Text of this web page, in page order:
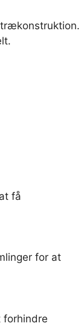
få
for at
forhindre